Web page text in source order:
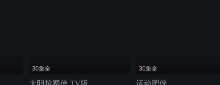
30集全
大明按察使 TV版
30集全
运动肥侠